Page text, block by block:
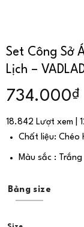
Set Công Sở
Lịch –
734.000₫
18.842 Lượt xem |
Chất liệu: Chéo
Màu sắc : Trắng
Bảng size